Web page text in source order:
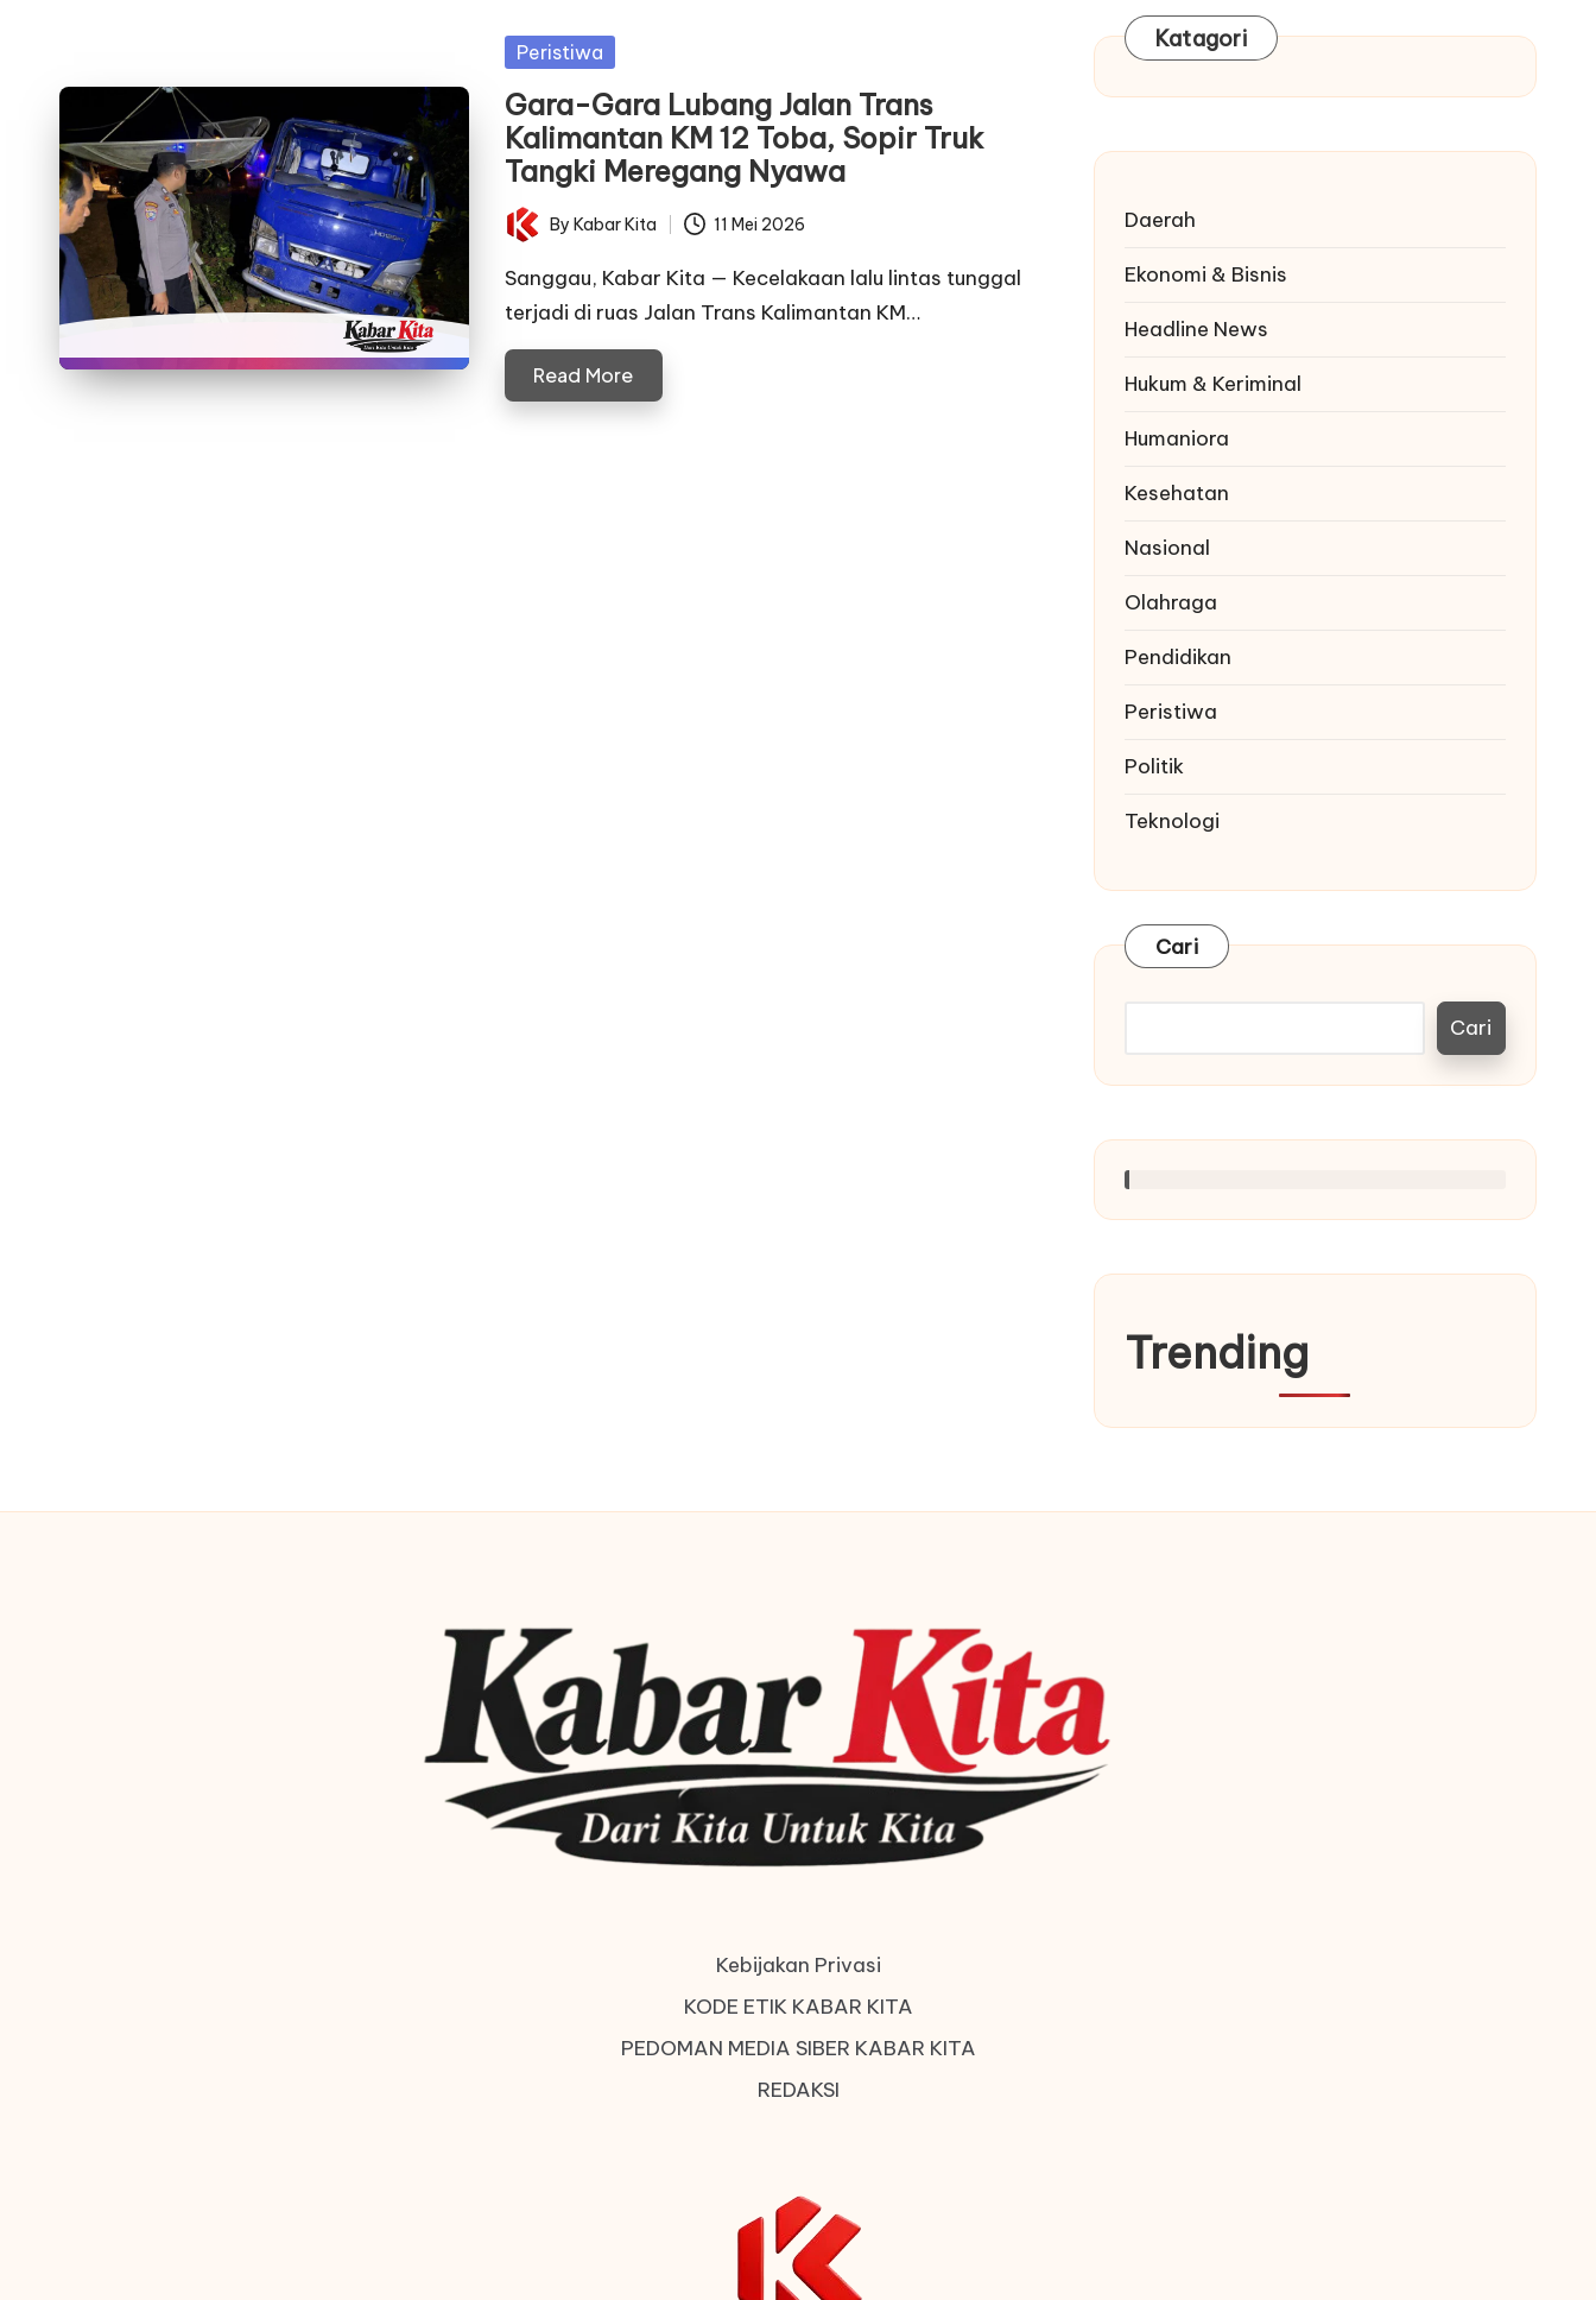
Posted
Peristiwa
Gara-Gara Lubang Jalan Trans
Kalimantan KM 12 Toba, Sopir Truk
Tangki Meregang Nyawa
Posted
by
By Kabar Kita 11 Mei 2026
Sanggau, Kabar Kita — Kecelakaan lalu lintas tunggal
terjadi di ruas Jalan Trans Kalimantan KM…
Read More
Katagori
Daerah
Ekonomi & Bisnis
Headline News
Hukum & Keriminal
Humaniora
Kesehatan
Nasional
Olahraga
Pendidikan
Peristiwa
Politik
Teknologi
Cari
Cari
Trending
Kebijakan Privasi
KODE ETIK KABAR KITA
PEDOMAN MEDIA SIBER KABAR KITA
REDAKSI